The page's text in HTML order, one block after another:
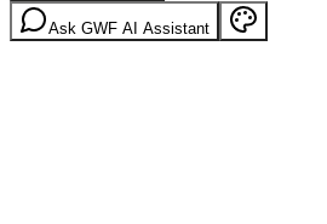
Ask GWF AI Assistant